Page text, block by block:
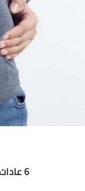
6 عادات يومية تُسبب بروز البطن..تجنبوها!